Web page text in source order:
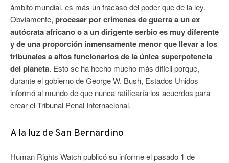
ámbito mundial, es más un fracaso del poder que de la ley.
Obviamente, procesar por crímenes de guerra a un ex
autócrata africano o a un dirigente serbio es muy diferente
y de una proporción inmensamente menor que llevar a los
tribunales a altos funcionarios de la única superpotencia
del planeta. Esto se ha hecho mucho más difícil porque,
durante el gobierno de George W. Bush, Estados Unidos
informó al mundo de que nunca ratificaría los acuerdos para
crear el Tribunal Penal Internacional.
A la luz de San Bernardino
Human Rights Watch publicó su informe el pasado 1 de